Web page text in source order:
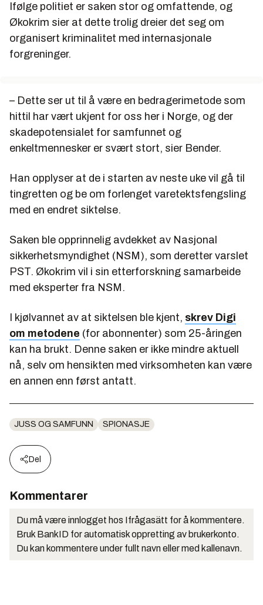
Ifølge politiet er saken stor og omfattende, og
Økokrim sier at dette trolig dreier det seg om
organisert kriminalitet med internasjonale
forgreninger.
– Dette ser ut til å være en bedragerimetode som
hittil har vært ukjent for oss her i Norge, og der
skadepotensialet for samfunnet og
enkeltmennesker er svært stort, sier Bender.
Han opplyser at de i starten av neste uke vil gå til
tingretten og be om forlenget varetektsfengsling
med en endret siktelse.
Saken ble opprinnelig avdekket av Nasjonal
sikkerhetsmyndighet (NSM), som deretter varslet
PST. Økokrim vil i sin etterforskning samarbeide
med eksperter fra NSM.
I kjølvannet av at siktelsen ble kjent, skrev Digi
om metodene (for abonnenter) som 25-åringen
kan ha brukt. Denne saken er ikke mindre aktuell
nå, selv om hensikten med virksomheten kan være
en annen enn først antatt.
JUSS OG SAMFUNN SPIONASJE
Del
Kommentarer
Du må være innlogget hos Ifrågasätt for å kommentere.
Bruk BankID for automatisk oppretting av brukerkonto.
Du kan kommentere under fullt navn eller med kallenavn.